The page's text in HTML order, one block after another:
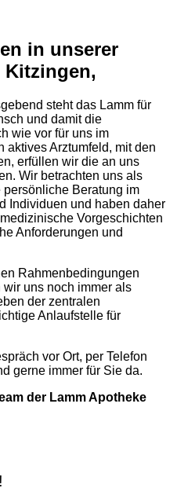
in unserer
Kitzingen,
steht das Lamm für
und damit die
wie vor für uns im
aktives Arztumfeld, mit den
erfüllen wir die an uns
Wir betrachten uns als
Beratung im
Individuen und haben daher
Vorgeschichten
Anforderungen und
Rahmenbedingungen
uns noch immer als
der zentralen
Anlaufstelle für
vor Ort, per Telefon
gerne immer für Sie da.
der Lamm Apotheke